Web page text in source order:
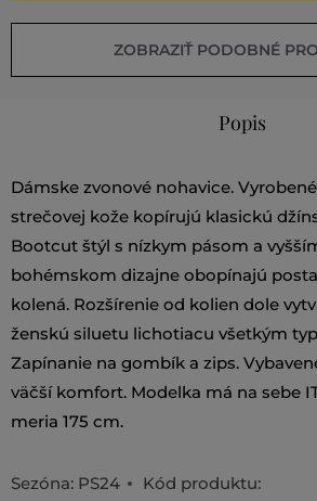
ZOBRAZIŤ PODOBNÉ
Popis
Dámske zvonové nohavice.
strečovej kože kopírujú klasickú
Bootcut štýl s nízkym pásom a
bohémskom dizajne obopínajú
kolená. Rozšírenie od kolien dole
ženskú siluetu lichotiacu všetkým
Zapínanie na gombík a zips.
väčší komfort. Modelka má na sebe
meria 175 cm.
Sezóna: PS24
Kód produktu: